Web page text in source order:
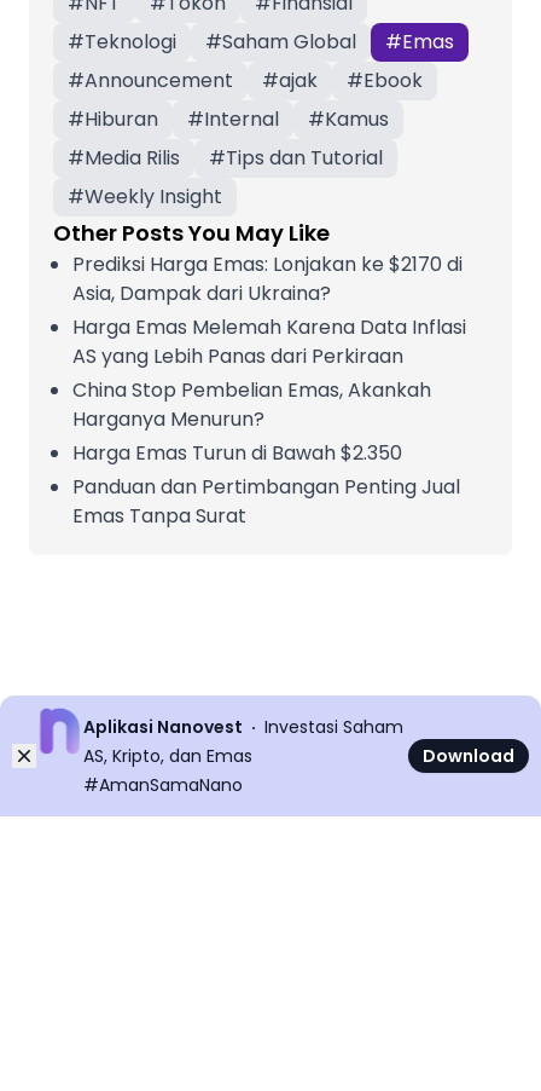
#Teknologi #Saham Global #Emas
#Announcement #ajak #Ebook
#Hiburan #Internal #Kamus
#Media Rilis #Tips dan Tutorial
#Weekly Insight
Other Posts You May Like
Prediksi Harga Emas: Lonjakan ke $2170 di
Asia, Dampak dari Ukraina?
Harga Emas Melemah Karena Data Inflasi
AS yang Lebih Panas dari Perkiraan
China Stop Pembelian Emas, Akankah
Harganya Menurun?
Harga Emas Turun di Bawah $2.350
Panduan dan Pertimbangan Penting Jual
Emas Tanpa Surat
Dismiss
Aplikasi Nanovest
Investasi Saham
AS, Kripto, dan Emas
#AmanSamaNano
Download